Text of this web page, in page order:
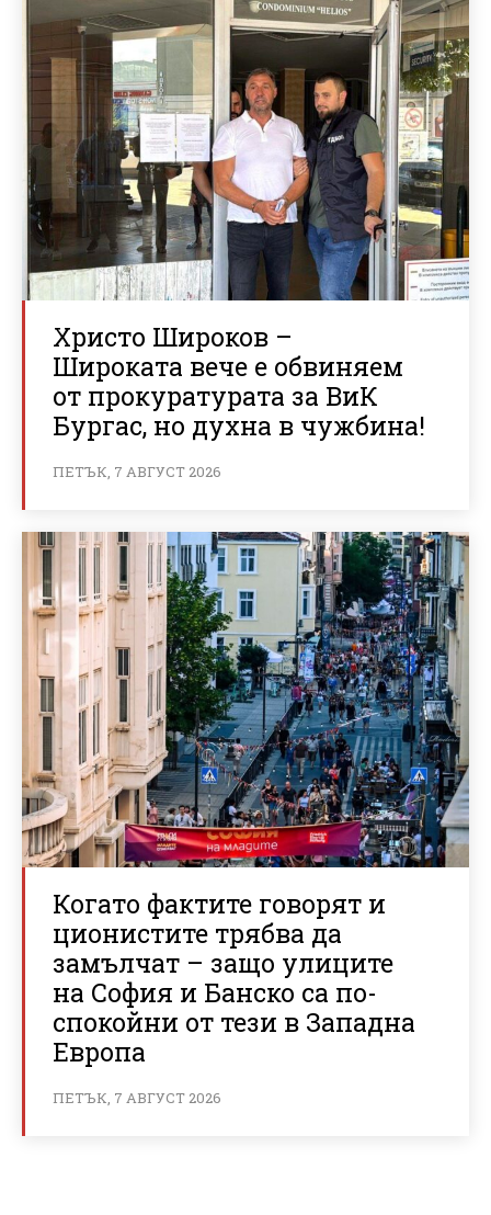
Христо Широков –
Широката вече е обвиняем
от прокуратурата за ВиК
Бургас, но духна в чужбина!
ПЕТЪК, 7 АВГУСТ 2026
Когато фактите говорят и
ционистите трябва да
замълчат – защо улиците
на София и Банско са по-
спокойни от тези в Западна
Европа
ПЕТЪК, 7 АВГУСТ 2026